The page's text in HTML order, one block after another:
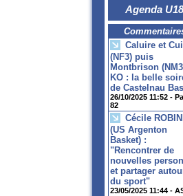
Agenda U18
Caluire et
(NF3) puis
Montbrison
KO : la belle
de Castelnau
26/10/2025 11:52 -
82
Cécile
(US Argenton
Basket) :
"Rencontrer de
nouvelles
et partager
du sport"
23/05/2025 11:44 -